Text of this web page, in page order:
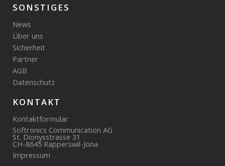
SONSTIGES
News
Über uns
Sicherheit
Partner
AGB
Datenschutz
KONTAKT
Kontaktformular
Softronics Communication AG
St. Dionysstrasse 31
CH-8645 Rapperswil-Jona
Impressum